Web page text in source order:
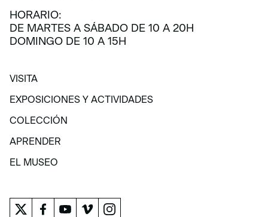
HORARIO:
DE MARTES A SÁBADO DE 10 A 20H
DOMINGO DE 10 A 15H
VISITA
VISITA
EXPOSICIONES Y ACTIVIDADES
EXPOSICIONES Y ACTIVIDADES
COLECCIÓN
COLECCIÓN
APRENDER
APRENDER
EL MUSEO